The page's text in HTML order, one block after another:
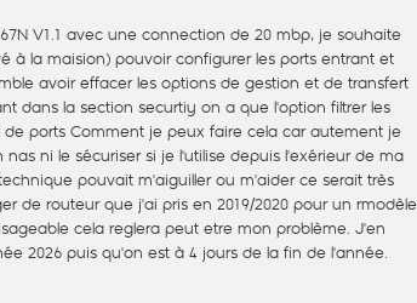
V1.1 avec une connection de 20 mbp, je souhaite
à la maision) pouvoir configurer les ports entrant et
avoir effacer les options de gestion et de transfert
dans la section securtiy on a que l'option filtrer les
ports Comment je peux faire cela car autement je
ni le sécuriser si je l'utilise depuis l'exérieur de ma
pouvait m'aiguiller ou m'aider ce serait très
de routeur que j'ai pris en 2019/2020 pour un rmodèle
cela reglera peut etre mon problème. J'en
2026 puis qu'on est à 4 jours de la fin de l'année.